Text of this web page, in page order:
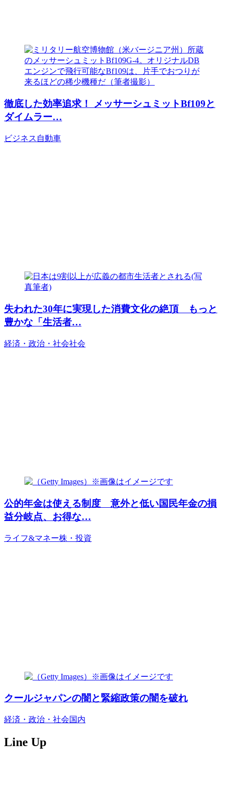
徹底した効率追求！ メッサーシュミットBf109と
ダイムラー…
ビジネス 自動車
失われた30年に実現した消費文化の絶頂 もっと
豊かな「生活者…
経済・政治・社会社会
公的年金は使える制度 意外と低い国民年金の損
益分岐点、お得な…
ライフ&マネー株・投資
クールジャパンの闇と緊縮政策の闇を破れ
経済・政治・社会国内
Line Up